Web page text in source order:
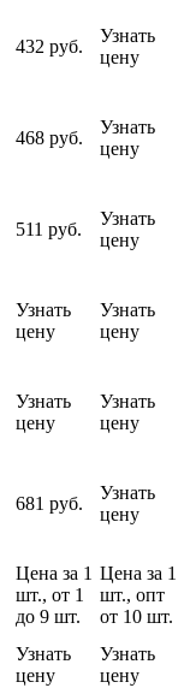
432 руб.
Узнать
цену
468 руб.
Узнать
цену
511 руб.
Узнать
цену
Узнать
цену
Узнать
цену
Узнать
цену
Узнать
цену
681 руб.
Узнать
цену
Цена за 1
шт., от 1
до 9 шт.
Цена за 1
шт., опт
от 10 шт.
Узнать
цену
Узнать
цену